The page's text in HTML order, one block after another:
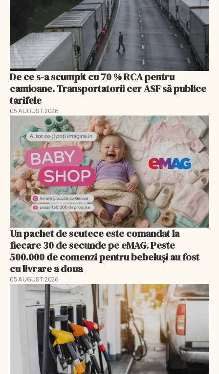
De ce s-a scumpit cu 70 % RCA pentru
camioane. Transportatorii cer ASF să publice
tarifele
05 AUGUST 2026
Un pachet de scutece este comandat la
fiecare 30 de secunde pe eMAG. Peste
500.000 de comenzi pentru bebeluși au fost
cu livrare a doua
05 AUGUST 2026